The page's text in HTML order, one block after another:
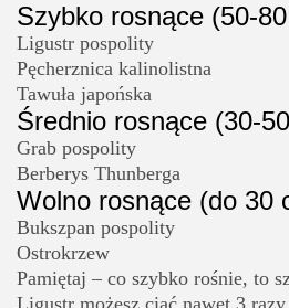
Szybko rosnące (50-
Ligustr pospolity
Pęcherznica kalinolistna
Tawuła japońska
Średnio rosnące (30-
Grab pospolity
Berberys Thunberga
Wolno rosnące (do 30
Bukszpan pospolity
Ostrokrzew
Pamiętaj – co szybko rośnie, to
Ligustr możesz ciąć nawet 3